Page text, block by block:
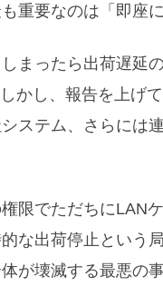
重要なのは「即座
まったら出荷遅延
かし、報告を上げ
ステム、さらには
限でただちにLAN
な出荷停止という
が壊滅する最悪の